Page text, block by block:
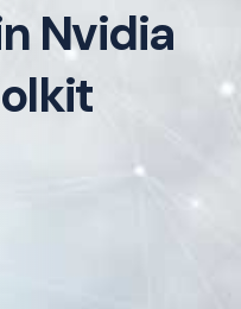
Nvidia